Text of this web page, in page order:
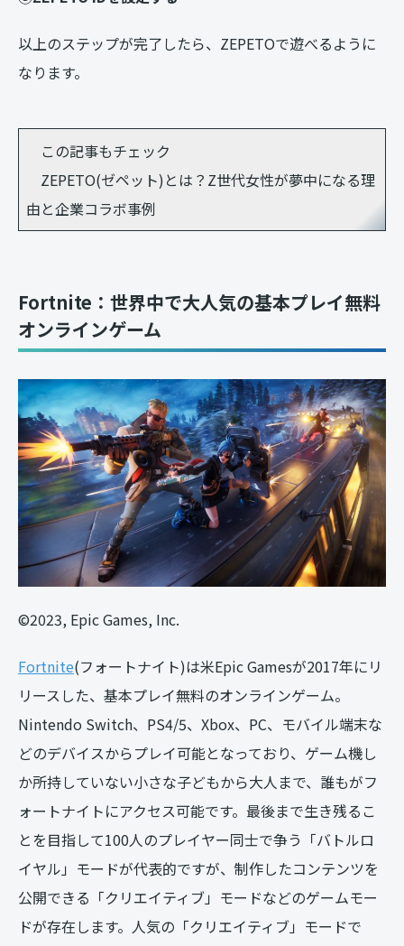
以上のステップが完了したら、ZEPETOで遊べるように
なります。
この記事もチェック
ZEPETO(ゼペット)とは？Z世代女性が夢中になる理
由と企業コラボ事例
Fortnite：世界中で大人気の基本プレイ無料
オンラインゲーム
©2023, Epic Games, Inc.
Fortnite(フォートナイト)は米Epic Gamesが2017年にリ
リースした、基本プレイ無料のオンラインゲーム。
Nintendo Switch、PS4/5、Xbox、PC、モバイル端末な
どのデバイスからプレイ可能となっており、ゲーム機し
か所持していない小さな子どもから大人まで、誰もがフ
ォートナイトにアクセス可能です。最後まで生き残るこ
とを目指して100人のプレイヤー同士で争う「バトルロ
イヤル」モードが代表的ですが、制作したコンテンツを
公開できる「クリエイティブ」モードなどのゲームモー
ドが存在します。人気の「クリエイティブ」モードで